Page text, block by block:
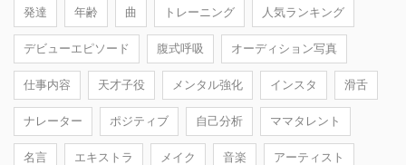
発達 年齢 曲 トレーニング 人気ランキング
デビューエピソード 腹式呼吸 オーディション写真
仕事内容 天才子役 メンタル強化 インスタ 滑舌
ナレーター ポジティブ 自己分析 ママタレント
名言 エキストラ メイク 音楽 アーティスト